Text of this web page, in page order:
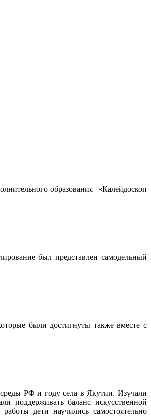
образования «Калейдоскоп
был представлен самодельный
были достигнуты также вместе с
РФ и году села в Якутии. Изучали
поддерживать баланс искусственной
дети научились самостоятельно